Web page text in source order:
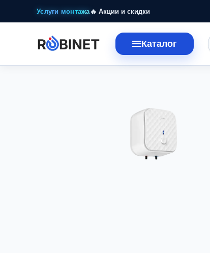
Перейти к основному контенту
Услуги монтажа 🔥 Акции и скидки
Каталог